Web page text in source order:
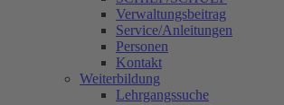
Verwaltungsbeitrag
Service/Anleitungen
Personen
Kontakt
Weiterbildung
Lehrgangssuche